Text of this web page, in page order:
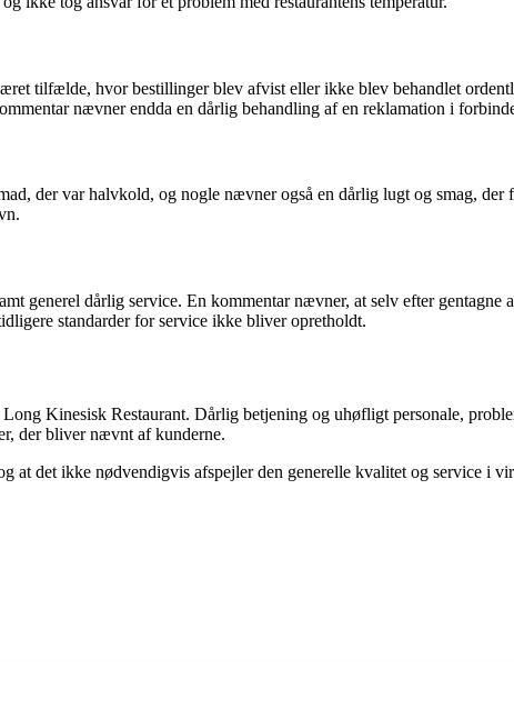
tilfælde, hvor bestillinger blev afvist eller ikke blev behandlet
nævner endda en dårlig behandling af en reklamation i
der var halvkold, og nogle nævner også en dårlig lugt og smag, der
generel dårlig service. En kommentar nævner, at selv efter
standarder for service ikke bliver opretholdt.
Kinesisk Restaurant. Dårlig betjening og uhøfligt personale,
der bliver nævnt af kunderne.
at det ikke nødvendigvis afspejler den generelle kvalitet og service i